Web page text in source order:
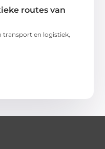
routes van
transport en logistiek,